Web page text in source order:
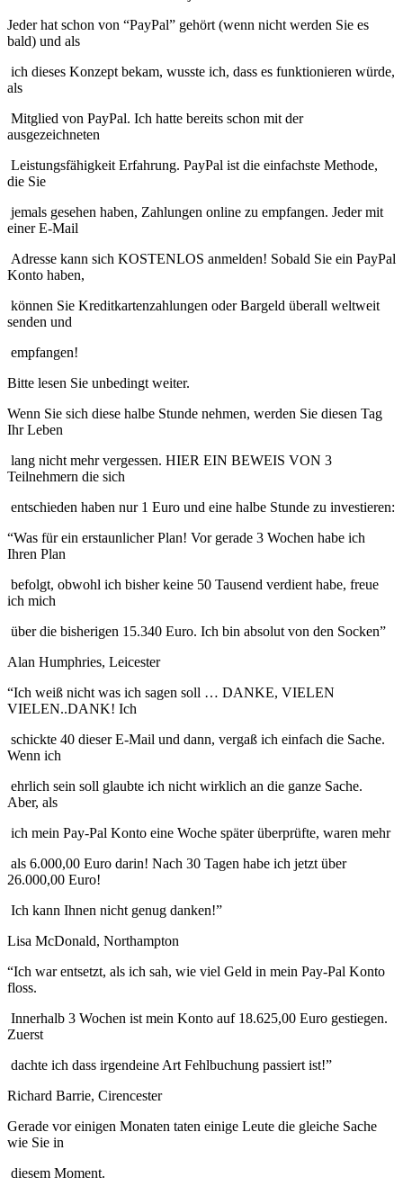
Jeder hat schon von “PayPal” gehört (wenn nicht werden Sie es
bald) und als
ich dieses Konzept bekam, wusste ich, dass es funktionieren würde,
als
Mitglied von PayPal. Ich hatte bereits schon mit der
ausgezeichneten
Leistungsfähigkeit Erfahrung. PayPal ist die einfachste Methode,
die Sie
jemals gesehen haben, Zahlungen online zu empfangen. Jeder mit
einer E-Mail
Adresse kann sich KOSTENLOS anmelden! Sobald Sie ein PayPal
Konto haben,
können Sie Kreditkartenzahlungen oder Bargeld überall weltweit
senden und
empfangen!
Bitte lesen Sie unbedingt weiter.
Wenn Sie sich diese halbe Stunde nehmen, werden Sie diesen Tag
Ihr Leben
lang nicht mehr vergessen. HIER EIN BEWEIS VON 3
Teilnehmern die sich
entschieden haben nur 1 Euro und eine halbe Stunde zu investieren:
“Was für ein erstaunlicher Plan! Vor gerade 3 Wochen habe ich
Ihren Plan
befolgt, obwohl ich bisher keine 50 Tausend verdient habe, freue
ich mich
über die bisherigen 15.340 Euro. Ich bin absolut von den Socken”
Alan Humphries, Leicester
“Ich weiß nicht was ich sagen soll … DANKE, VIELEN
VIELEN..DANK! Ich
schickte 40 dieser E-Mail und dann, vergaß ich einfach die Sache.
Wenn ich
ehrlich sein soll glaubte ich nicht wirklich an die ganze Sache.
Aber, als
ich mein Pay-Pal Konto eine Woche später überprüfte, waren mehr
als 6.000,00 Euro darin! Nach 30 Tagen habe ich jetzt über
26.000,00 Euro!
Ich kann Ihnen nicht genug danken!”
Lisa McDonald, Northampton
“Ich war entsetzt, als ich sah, wie viel Geld in mein Pay-Pal Konto
floss.
Innerhalb 3 Wochen ist mein Konto auf 18.625,00 Euro gestiegen.
Zuerst
dachte ich dass irgendeine Art Fehlbuchung passiert ist!”
Richard Barrie, Cirencester
Gerade vor einigen Monaten taten einige Leute die gleiche Sache
wie Sie in
diesem Moment.